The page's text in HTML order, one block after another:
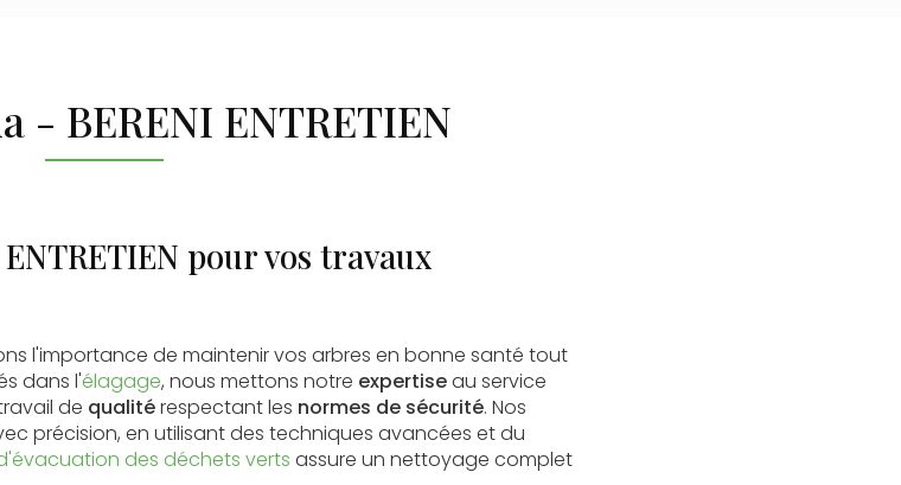
- BERENI ENTRETIEN
pour vos travaux
l'importance de maintenir vos arbres en bonne santé tout
dans l'élagage, nous mettons notre expertiseau service
de qualitérespectant les normes de sécurité. Nos
précision, en utilisant des techniques avancées et du
des déchets verts assure un nettoyage complet